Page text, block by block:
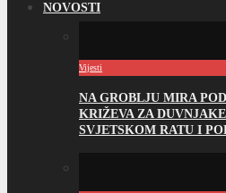
NOVOSTI
Vijesti
NA GROBLJU MIRA
KRIŽEVA ZA
SVJETSKOM RATU I